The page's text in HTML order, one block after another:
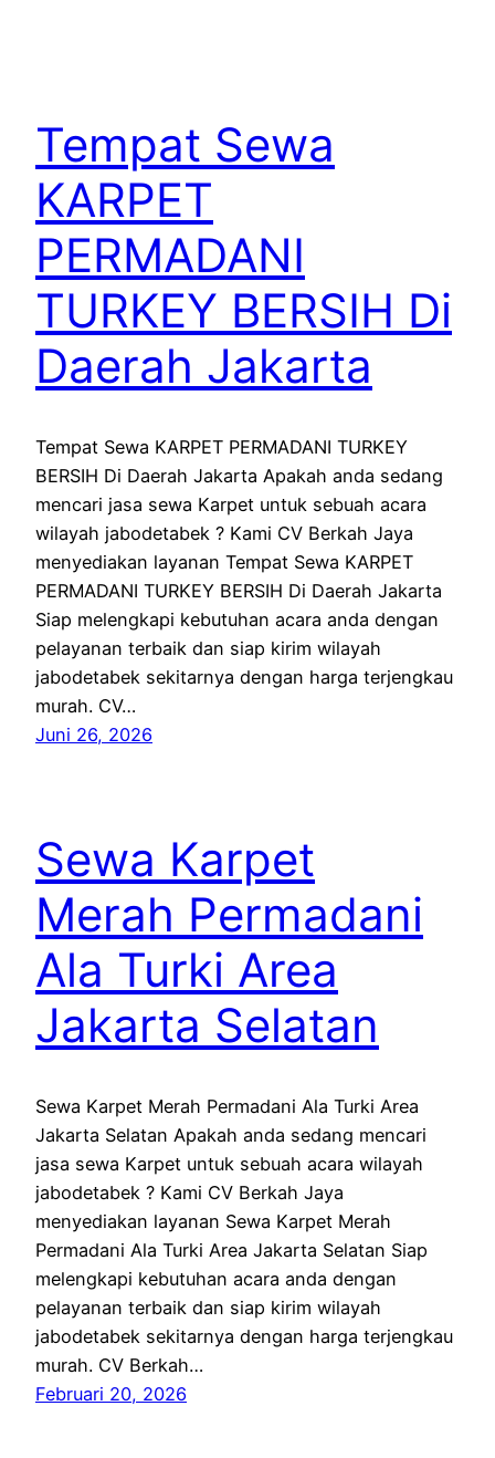
Tempat Sewa
KARPET
PERMADANI
TURKEY BERSIH Di
Daerah Jakarta
Tempat Sewa KARPET PERMADANI TURKEY
BERSIH Di Daerah Jakarta Apakah anda sedang
mencari jasa sewa Karpet untuk sebuah acara
wilayah jabodetabek ? Kami CV Berkah Jaya
menyediakan layanan Tempat Sewa KARPET
PERMADANI TURKEY BERSIH Di Daerah Jakarta
Siap melengkapi kebutuhan acara anda dengan
pelayanan terbaik dan siap kirim wilayah
jabodetabek sekitarnya dengan harga terjengkau
murah. CV…
Juni 26, 2026
Sewa Karpet
Merah Permadani
Ala Turki Area
Jakarta Selatan
Sewa Karpet Merah Permadani Ala Turki Area
Jakarta Selatan Apakah anda sedang mencari
jasa sewa Karpet untuk sebuah acara wilayah
jabodetabek ? Kami CV Berkah Jaya
menyediakan layanan Sewa Karpet Merah
Permadani Ala Turki Area Jakarta Selatan Siap
melengkapi kebutuhan acara anda dengan
pelayanan terbaik dan siap kirim wilayah
jabodetabek sekitarnya dengan harga terjengkau
murah. CV Berkah…
Februari 20, 2026